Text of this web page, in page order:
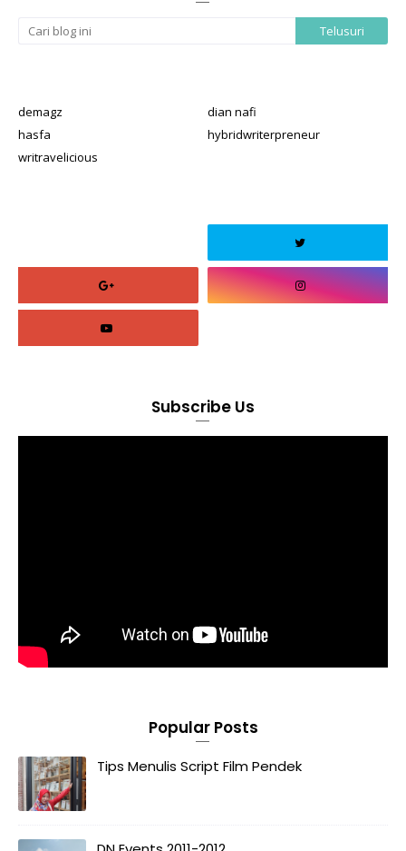
demagz
dian nafi
hasfa
hybridwriterpreneur
writravelicious
Subscribe Us
Popular Posts
Tips Menulis Script Film Pendek